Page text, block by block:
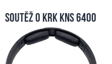
Soutěž o KRK KNS 6400